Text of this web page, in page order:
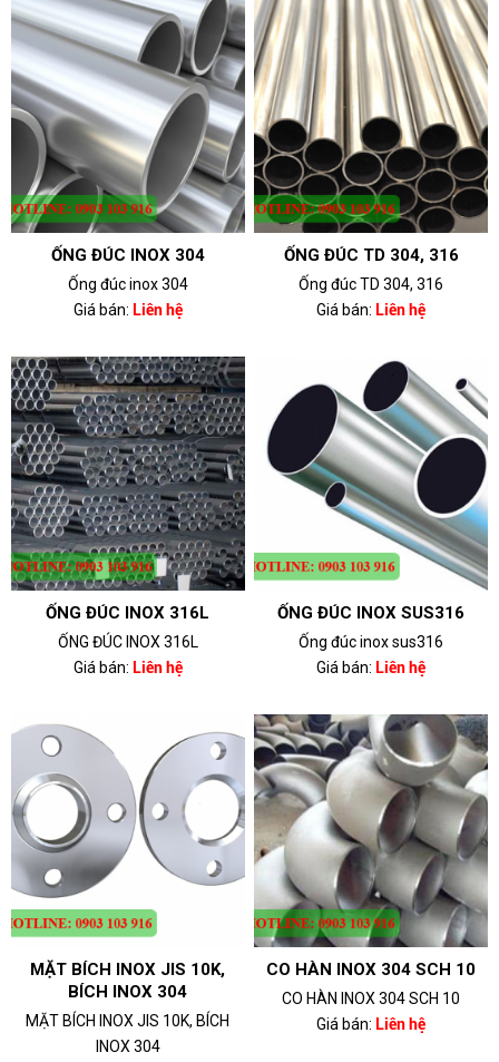
ỐNG ĐÚC INOX 304
Ống đúc inox 304
Giá bán: Liên hệ
ỐNG ĐÚC TD 304, 316
Ống đúc TD 304, 316
Giá bán: Liên hệ
ỐNG ĐÚC INOX 316L
ỐNG ĐÚC INOX 316L
Giá bán: Liên hệ
ỐNG ĐÚC INOX SUS316
Ống đúc inox sus316
Giá bán: Liên hệ
MẶT BÍCH INOX JIS 10K,
BÍCH INOX 304
MẶT BÍCH INOX JIS 10K, BÍCH
INOX 304
CO HÀN INOX 304 SCH 10
CO HÀN INOX 304 SCH 10
Giá bán: Liên hệ